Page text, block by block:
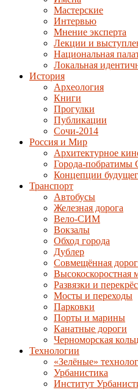
Мастерские
Интервью
Мнение эксперта
Лекции и
Национальная
Локальная
История
Археология
Книги
Прогулки
Публикации
Сочи-2014
Россия и Мир
Архитектурное
Города-побратимы
Концепции
Транспорт
Автобусы
Железная дорога
Вело-СИМ
Вокзалы
Обход города
Дублер
Совмещённая
Высокоскоростная
Развязки и
Мосты и переходы
Парковки
Порты и марины
Канатные дороги
Черноморская
Технологии
«Зелёные»
Урбанистика
Институт